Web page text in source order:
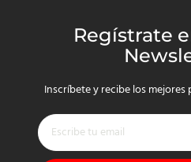
Regístrate
Inscríbete y recibe los